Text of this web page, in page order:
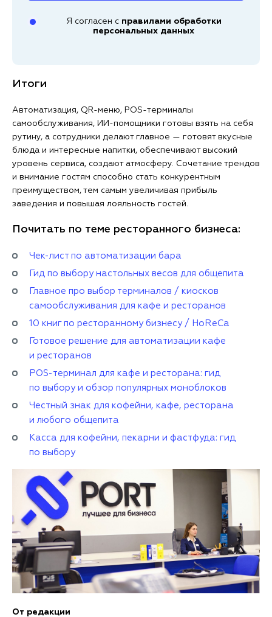
Я согласен с правилами обработки
персональных данных
Итоги
Автоматизация, QR-меню, POS-терминалы
самообслуживания, ИИ-помощники готовы взять на себя
рутину, а сотрудники делают главное — готовят вкусные
блюда и интересные напитки, обеспечивают высокий
уровень сервиса, создают атмосферу. Сочетание трендов
и внимание гостям способно стать конкурентным
преимуществом, тем самым увеличивая прибыль
заведения и повышая лояльность гостей.
Почитать по теме ресторанного бизнеса:
Чек-лист по автоматизации бара
Гид по выбору настольных весов для общепита
Главное про выбор терминалов / киосков
самообслуживания для кафе и ресторанов
10 книг по ресторанному бизнесу / HoReCa
Готовое решение для автоматизации кафе
и ресторанов
POS-терминал для кафе и ресторана: гид
по выбору и обзор популярных моноблоков
Честный знак для кофейни, кафе, ресторана
и любого общепита
Касса для кофейни, пекарни и фастфуда: гид
по выбору
От редакции